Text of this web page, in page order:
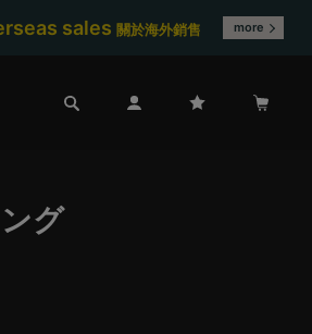
sales 關於海外銷售 more
グ